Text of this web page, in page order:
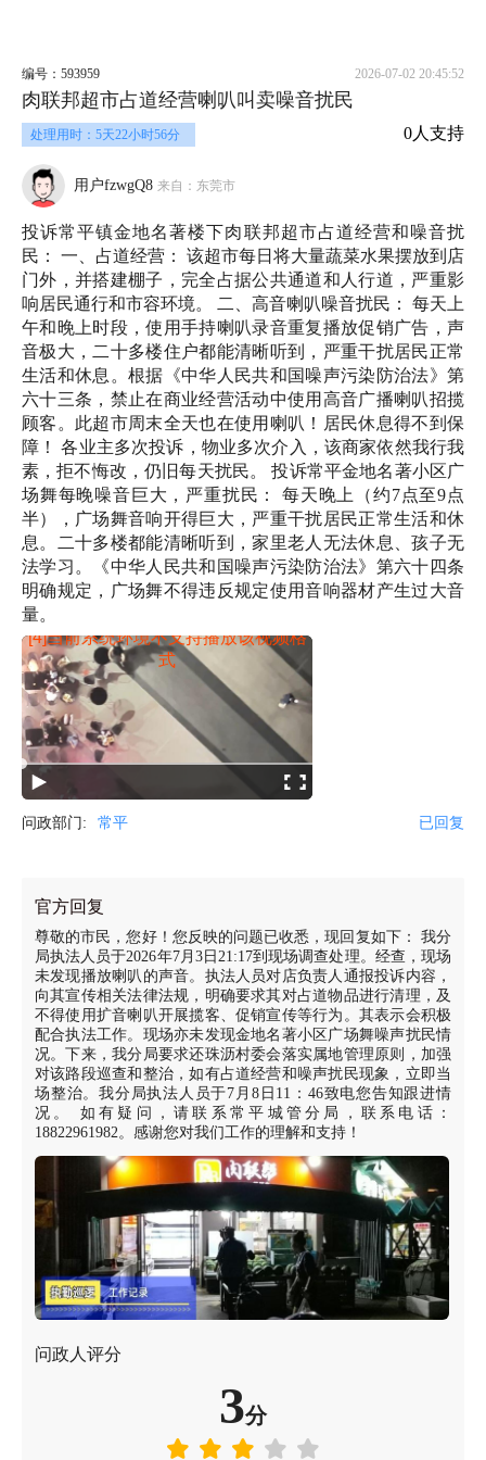
编号：593959 2026-07-02 20:45:52
肉联邦超市占道经营喇叭叫卖噪音扰民
处理用时：5天22小时56分 0人支持
用户fzwgQ8 来自：东莞市
投诉常平镇金地名著楼下肉联邦超市占道经营和噪音扰
民： 一、占道经营： 该超市每日将大量蔬菜水果摆放到店
门外，并搭建棚子，完全占据公共通道和人行道，严重影
响居民通行和市容环境。 二、高音喇叭噪音扰民： 每天上
午和晚上时段，使用手持喇叭录音重复播放促销广告，声
音极大，二十多楼住户都能清晰听到，严重干扰居民正常
生活和休息。根据《中华人民共和国噪声污染防治法》第
六十三条，禁止在商业经营活动中使用高音广播喇叭招揽
顾客。此超市周末全天也在使用喇叭！居民休息得不到保
障！ 各业主多次投诉，物业多次介入，该商家依然我行我
素，拒不悔改，仍旧每天扰民。 投诉常平金地名著小区广
场舞每晚噪音巨大，严重扰民： 每天晚上（约7点至9点
半），广场舞音响开得巨大，严重干扰居民正常生活和休
息。二十多楼都能清晰听到，家里老人无法休息、孩子无
法学习。《中华人民共和国噪声污染防治法》第六十四条
明确规定，广场舞不得违反规定使用音响器材产生过大音
量。
[4]当前系统环境不支持播放该视频格
式
问政部门: 常平 已回复
官方回复
尊敬的市民，您好！您反映的问题已收悉，现回复如下： 我分
局执法人员于2026年7月3日21:17到现场调查处理。经查，现场
未发现播放喇叭的声音。执法人员对店负责人通报投诉内容，
向其宣传相关法律法规，明确要求其对占道物品进行清理，及
不得使用扩音喇叭开展揽客、促销宣传等行为。其表示会积极
配合执法工作。现场亦未发现金地名著小区广场舞噪声扰民情
况。下来，我分局要求还珠沥村委会落实属地管理原则，加强
对该路段巡查和整治，如有占道经营和噪声扰民现象，立即当
场整治。我分局执法人员于7月8日11：46致电您告知跟进情
况。 如有疑问，请联系常平城管分局，联系电话：
18822961982。感谢您对我们工作的理解和支持！
问政人评分
3分